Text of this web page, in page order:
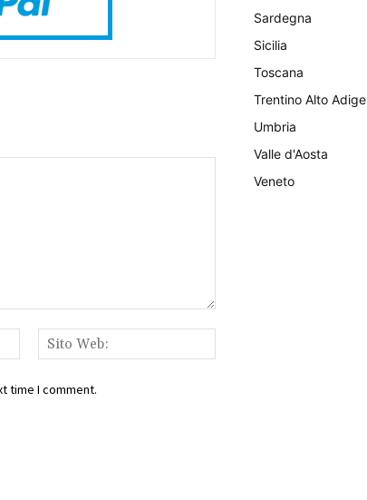
Email:*
Web:
time I comment.
Sardegna
Sicilia
Toscana
Trentino Alto Adige
Umbria
Valle d'Aosta
Veneto